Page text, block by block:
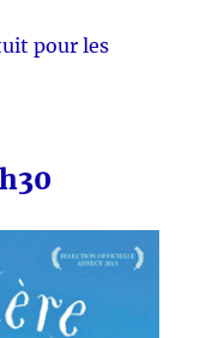
pour les